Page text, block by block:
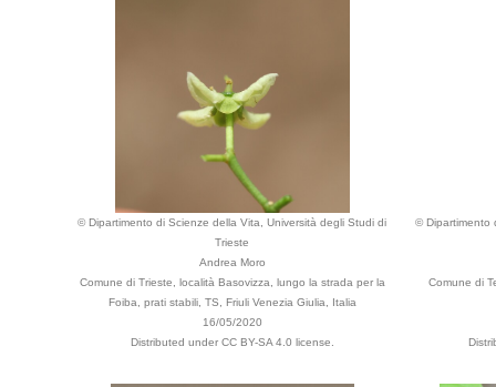
© Dipartimento di Scienze della Vita, Università degli Studi di
Trieste
Andrea Moro
Comune di Trieste, località Basovizza, lungo la strada per la
Foiba, prati stabili, TS, Friuli Venezia Giulia, Italia
16/05/2020
Distributed under CC BY-SA 4.0 license.
© Dipartimento
Comune di